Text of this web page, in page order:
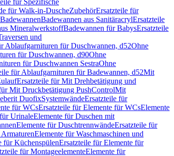
für Spezifische
für Walk-in-DuscheZubehörErsatzteile für
BadewannenBadewannen aus SanitäracrylErsatzteile
MineralwerkstoffBadewannen für BabysErsatzteile
und
Ablaufgarnituren für Duschwannen, d52Ohne
für Duschwannen, d90Ohne
für Duschwannen SestraOhne
für Ablaufgarnituren für Badewannen, d52Mit
Ersatzteile für Mit Drehbetätigung und
Mit Druckbetätigung PushControlMit
DuofixSystemwändeErsatzteile für
für WCsErsatzteile für Elemente für WCsElemente
UrinaleElemente für Duschen mit
Elemente für DuschtrennwändeErsatzteile für
Elemente für Waschmaschinen und
für KüchenspülenErsatzteile für Elemente für
für MontageelementeElemente für